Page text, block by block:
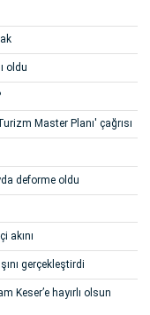
oldu
Master Planı' çağrısı
deforme oldu
akını
gerçekleştirdi
Keser’e hayırlı olsun